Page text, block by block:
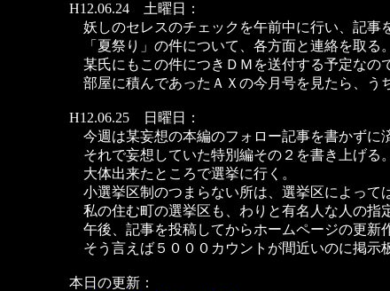
H12.06.24 土曜日：
妖しのセレスのチェックを午前中に行い、記事
「夏祭り」の件について、各方面と連絡を取る。
某氏にもこの件につきＤＭを送付する予定なの
部屋に積んであったＡＸの今月号を見たら、う
H12.06.25 日曜日：
今週は某妄想の本編のフォロー記事を書かずに
それで妄想していた特別編その２を書き上げる
大体出来たところで選挙に行く。
小選挙区制のつまらない所は、選挙区によって
私の住む町の選挙区も、わりと有名人な人の指
午後、記事を投稿してからホームページの更新
そう言えば５０００カウントが間近いのに掲示
本日の更新：